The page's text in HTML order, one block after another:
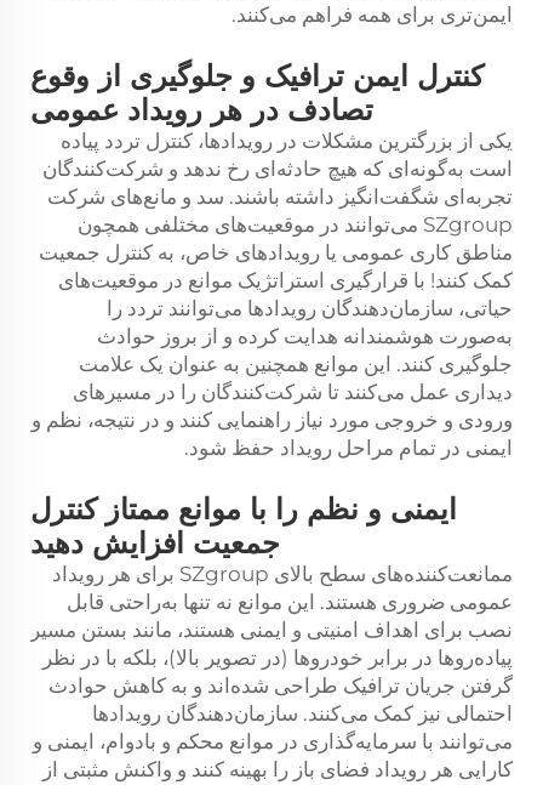
ایمن‌تری برای همه فراهم می‌کنند.
کنترل ایمن ترافیک و جلوگیری از وقوع
تصادف در هر رویداد عمومی
یکی از بزرگترین مشکلات در رویدادها، کنترل تردد پیاده
است به‌گونه‌ای که هیچ حادثه‌ای رخ ندهد و شرکت‌کنندگان
تجربه‌ای شگفت‌انگیز داشته باشند. سد و مانع‌های شرکت
SZgroup می‌توانند در موقعیت‌های مختلفی همچون
مناطق کاری عمومی یا رویدادهای خاص، به کنترل جمعیت
کمک کنند! با قرارگیری استراتژیک موانع در موقعیت‌های
حیاتی، سازمان‌دهندگان رویدادها می‌توانند تردد را
به‌صورت هوشمندانه هدایت کرده و از بروز حوادث
جلوگیری کنند. این موانع همچنین به عنوان یک علامت
دیداری عمل می‌کنند تا شرکت‌کنندگان را در مسیرهای
ورودی و خروجی مورد نیاز راهنمایی کنند و در نتیجه، نظم و
ایمنی در تمام مراحل رویداد حفظ شود.
ایمنی و نظم را با موانع ممتاز کنترل
جمعیت افزایش دهید
ممانعت‌کننده‌های سطح بالای SZgroup برای هر رویداد
عمومی ضروری هستند. این موانع نه تنها به‌راحتی قابل
نصب برای اهداف امنیتی و ایمنی هستند، مانند بستن مسیر
پیاده‌روها در برابر خودروها (در تصویر بالا)، بلکه با در نظر
گرفتن جریان ترافیک طراحی شده‌اند و به کاهش حوادث
احتمالی نیز کمک می‌کنند. سازمان‌دهندگان رویدادها
می‌توانند با سرمایه‌گذاری در موانع محکم و بادوام، ایمنی و
کارایی هر رویداد فضای باز را بهینه کنند و واکنش مثبتی از